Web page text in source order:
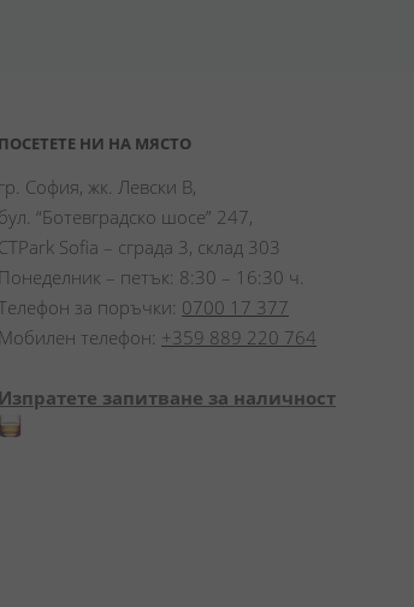
ПОСЕТЕТЕ НИ НА МЯСТО
гр. София, жк. Левски В,
бул. “Ботевградско шосе” 247,
CTPark Sofia – сграда 3, склад 303
Понеделник – петък: 8:30 – 16:30 ч.
за поръчки: 0700 17 377
Мобилен телефон: +359 889 220 764
Изпратете запитване за наличност